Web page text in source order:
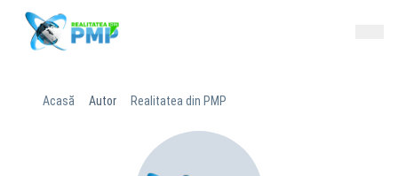
Acasă Autor Realitatea din PMP